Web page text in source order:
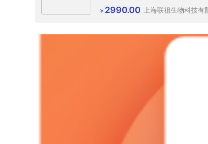
高地病毒PCR检测试剂盒现货
￥ 2990.00 上海联祖生物科技有